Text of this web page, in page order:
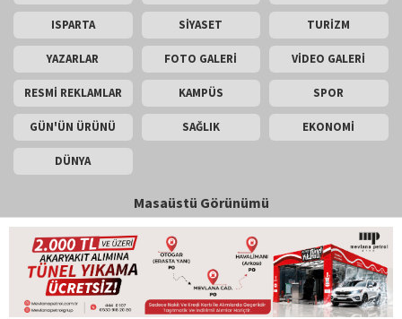
ISPARTA SİYASET TURİZM
YAZARLAR FOTO GALERİ VİDEO GALERİ
RESMİ REKLAMLAR KAMPÜS SPOR
GÜN'ÜN ÜRÜNÜ SAĞLIK EKONOMİ
DÜNYA
Masaüstü Görünümü
İletişim
Copyright © 2026 Gün Haber